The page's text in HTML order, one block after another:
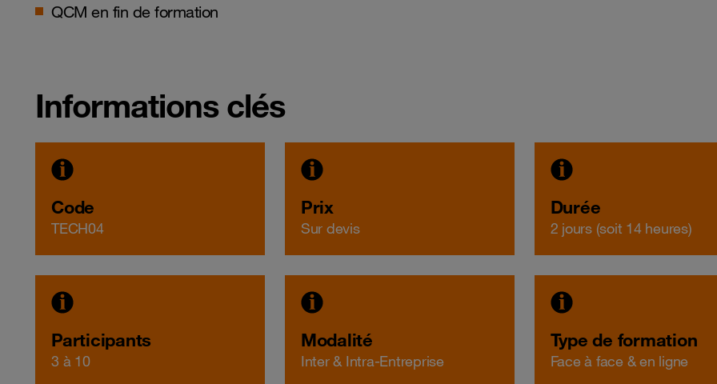
QCM en fin de formation
Informations clés
Code
TECH04
Prix
Sur devis
Durée
2 jours (soit 14 heures)
Participants
3 à 10
Modalité
Inter & Intra-Entreprise
Type de formation
Face à face & en ligne